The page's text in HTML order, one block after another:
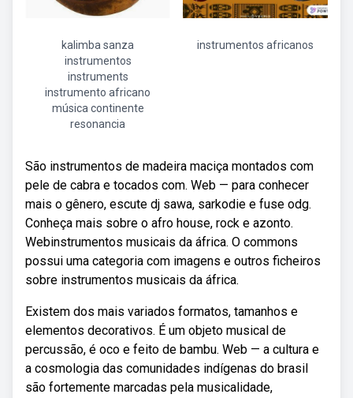
kalimba sanza
instrumentos
instruments
instrumento africano
música continente
resonancia
instrumentos africanos
São instrumentos de madeira maciça montados com
pele de cabra e tocados com. Web — para conhecer
mais o gênero, escute dj sawa, sarkodie e fuse odg.
Conheça mais sobre o afro house, rock e azonto.
Webinstrumentos musicais da áfrica. O commons
possui uma categoria com imagens e outros ficheiros
sobre instrumentos musicais da áfrica.
Existem dos mais variados formatos, tamanhos e
elementos decorativos. É um objeto musical de
percussão, é oco e feito de bambu. Web — a cultura e
a cosmologia das comunidades indígenas do brasil
são fortemente marcadas pela musicalidade,